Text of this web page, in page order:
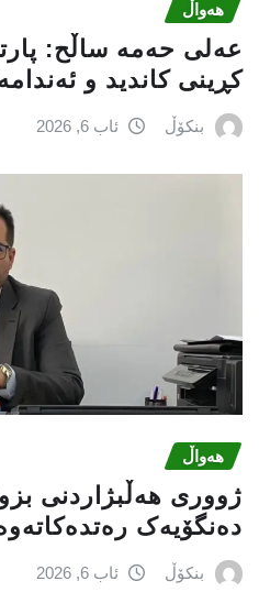
هەواڵ
عه‌لی‌ حه‌مه‌ ساڵح:
كڕینی‌ كاندید و
بنکۆڵ ئاب 6, 2026
هەواڵ
ژووری هەڵبژاردنی
دەنگۆیەک
بنکۆڵ ئاب 6, 2026